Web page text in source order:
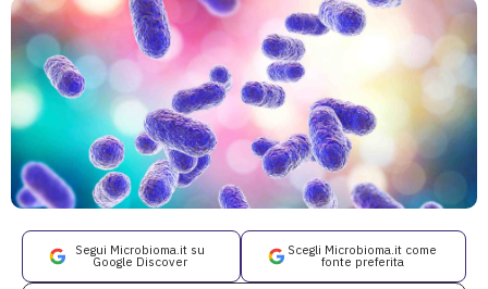
Segui Microbioma.it su
Google Discover
Scegli Microbioma.it come
fonte preferita